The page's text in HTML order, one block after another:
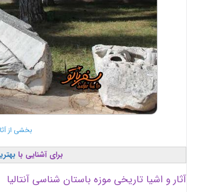
بخشی از
برای آشنایی با
آثار و اشیا تاریخی موزه باستان شناسی آنتالیا